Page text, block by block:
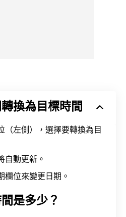
換為目標時間
（左側），選擇要轉換為目
自動更新。
欄位來變更日期。
是多少？